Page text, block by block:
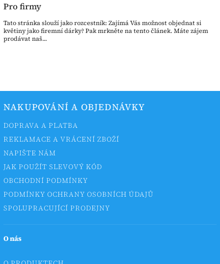
Pro firmy
Tato stránka slouží jako rozcestník: Zajímá Vás možnost objednat si
květiny jako firemní dárky? Pak mrkněte na tento článek. Máte zájem
prodávat naš...
NAKUPOVÁNÍ A OBJEDNÁVKY
DOPRAVA A PLATBA
REKLAMACE A VRÁCENÍ ZBOŽÍ
NAPIŠTE NÁM
JAK POUŽÍT SLEVOVÝ KÓD
OBCHODNÍ PODMÍNKY
PODMÍNKY OCHRANY OSOBNÍCH ÚDAJŮ
SPOLUPRACUJÍCÍ PRODEJNY
O nás